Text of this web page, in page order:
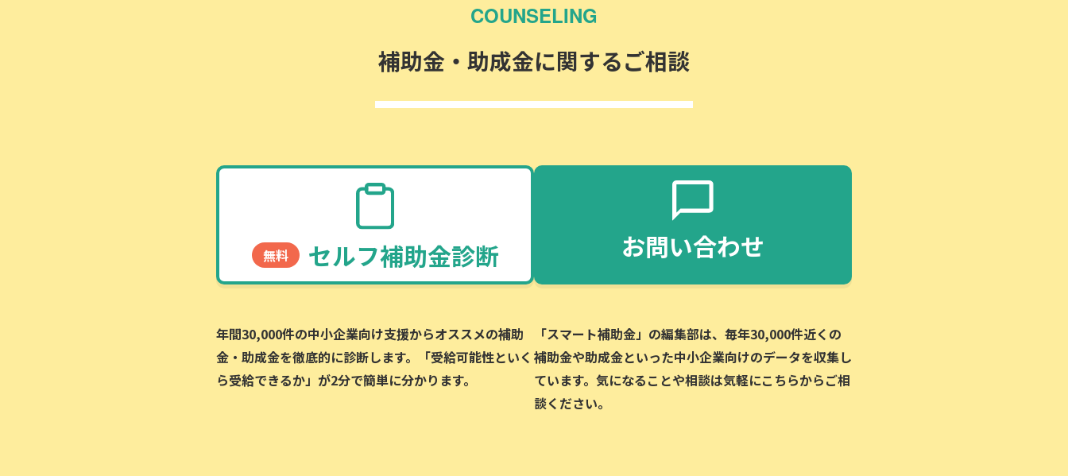
COUNSELING
補助金・助成金に関するご相談
無料 セルフ補助金診断
年間30,000件の中小企業向け支援からオススメの補助
金・助成金を徹底的に診断します。「受給可能性といく
ら受給できるか」が2分で簡単に分かります。
お問い合わせ
「スマート補助金」の編集部は、毎年30,000件近くの
補助金や助成金といった中小企業向けのデータを収集し
ています。気になることや相談は気軽にこちらからご相
談ください。